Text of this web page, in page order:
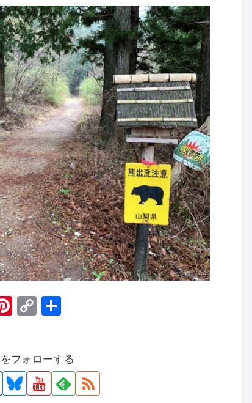
Pi
e
st
C
y
Li
フォローする